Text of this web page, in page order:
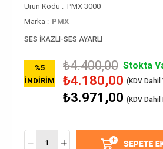
PMX 3000
Marka : PMX
SES İKAZLI-SES AYARLI
%5
İNDIRIM
₺4.400,00 Stokta
₺4.180,00
₺3.971,00 (KDV